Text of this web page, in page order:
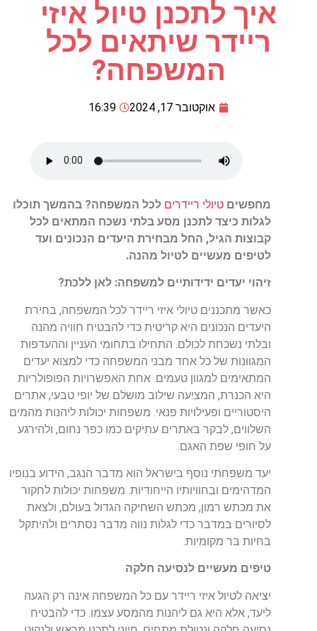
איך לתכנן טיול איזי
ריידר שיתאים לכל
המשפחה?
אוקטובר 17, 2024 16:39
מחפשים טיולי ריידרים לכל המשפחה? בהמשך תוכלו
לגלות כיצד לתכנן מסע בלתי נשכח המתאים לכל
קבוצות הגיל, החל מבחירת היעדים הנכונים ועד
לטיפים מעשיים לטיול מהנה.
זיהוי יעדים ידידותיים למשפחה: לאן ללכת?
כאשר מתכננים טיולי איזי ריידר לכל המשפחה, בחירת
היעדים הנכונים היא קריטית כדי להבטיח חוויה מהנה
ובלתי נשכחת לכולם התחילו בתחומי העניין וההעדפות
המגוונות של כל אחד מבני המשפחה כדי למצוא יעדים
המתאימים למגוון טעמים אחת האפשרויות הפופולריות
היא הכנרת, המציעה שילוב מושלם של יופי טבעי, אתרים
היסטוריים ופעילויות פנאי משפחות יכולות ליהנות מהמים
השלווים, לבקר באתרים עתיקים כמו כפר נחום, ולהירגע
על חופי שפת האגם
יעד משפחתי נוסף בישראל הוא מדבר הנגב, הידוע בנופיו
המדהימים ובחוויותיו הייחודיות. משפחות יכולות לחקור
את מכתש רמון, מכתש השחיקה הגדול בעולם, ולצאת
לסיורים במדבר כדי לגלות נווה מדבר נסתרים ולהיתקל
בחיות בר מקומיות.
טיפים מעשיים לנסיעה חלקה
יציאה לטיול איזי ריידר עם כל המשפחה אינה רק הגעה
ליעד, אלא היא גם ליהנות מהמסע עצמו כדי להבטיח